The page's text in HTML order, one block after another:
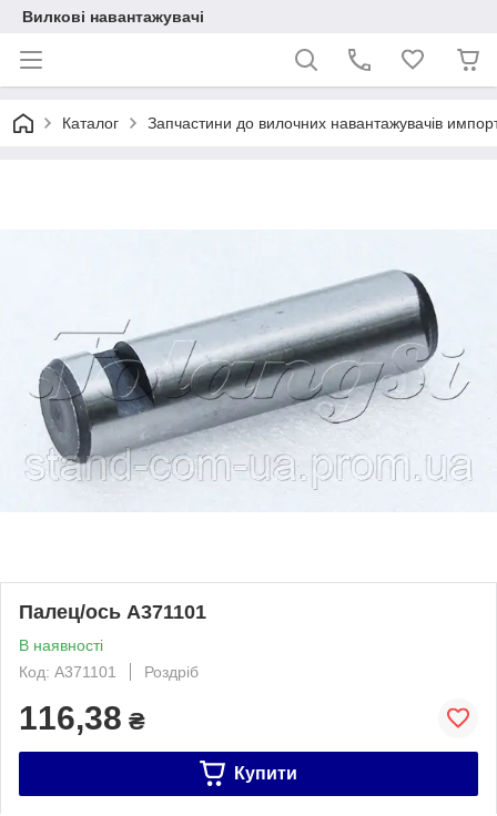
Вилкові навантажувачі
Каталог Запчастини до вилочних навантажувачів
Палец/ось A371101
В наявності
Код: A371101
Роздріб
116,38 ₴
Купити